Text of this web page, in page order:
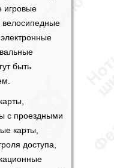
игровые
велосипедные
быть
с проездными
карты,
доступа,